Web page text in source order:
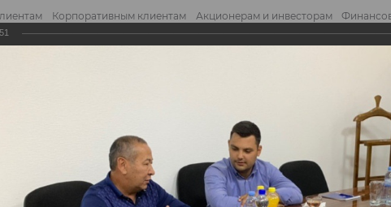
Корпоративным клиентам Акционерам и инвесторам
51